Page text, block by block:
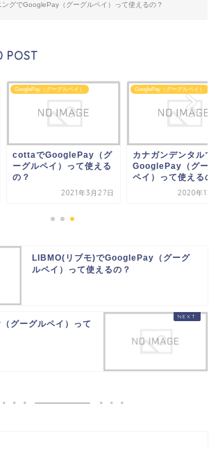
ングでGooglePay（グーグルペイ）って使えるの？
POST
GooglePay（グーグルペイ）
カナガンデンタルで
GooglePay（グーグル
ペイ）って使えるの？
2020年12月14日
GooglePay（グーグルペイ）
SHIRAI STORE（
イストア）で
GooglePay（グー...
2021年7
LIBMO(リブモ)でGooglePay（グーグ
ルペイ）って使えるの？
グーグルペイ）って